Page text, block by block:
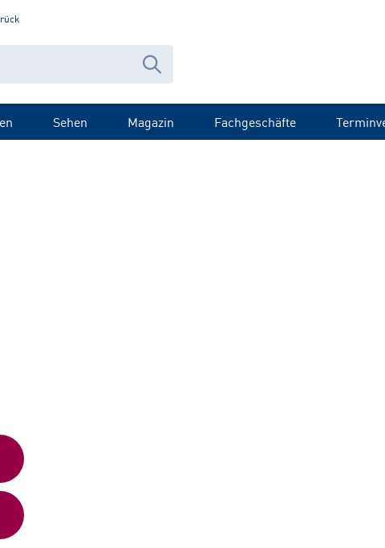
Sehen Magazin Fachgeschäfte